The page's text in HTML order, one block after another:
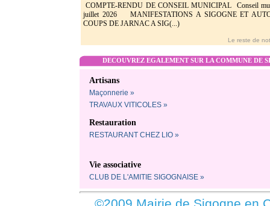
COMPTE-RENDU DE CONSEIL MUNICIPAL Conseil
juillet 2026 MANIFESTATIONS A SIGOGNE ET
COUPS DE JARNAC A SIG(...)
Le reste de
DECOUVREZ EGALEMENT SUR LA COMMUNE DE
Artisans
Maçonnerie »
TRAVAUX VITICOLES »
Restauration
RESTAURANT CHEZ LIO »
Vie associative
CLUB DE L'AMITIE SIGOGNAISE »